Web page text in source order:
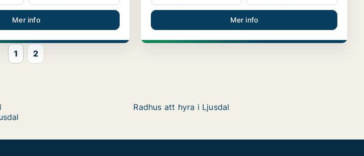
Mer info Mer info
1 2
Radhus att hyra i Ljusdal